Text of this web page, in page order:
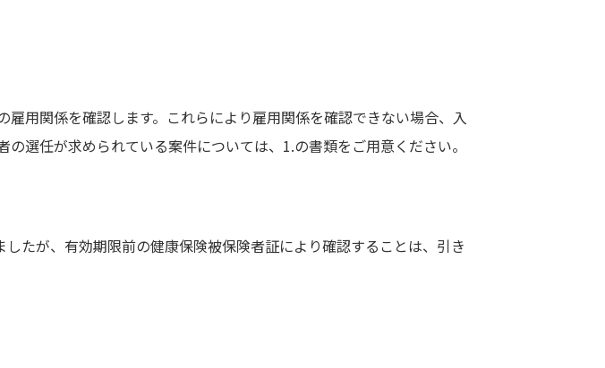
用関係を確認します。これらにより雇用関係を確認できない場合、入
選任が求められている案件については、1.の書類をご用意ください。
たが、有効期限前の健康保険被保険者証により確認することは、引き